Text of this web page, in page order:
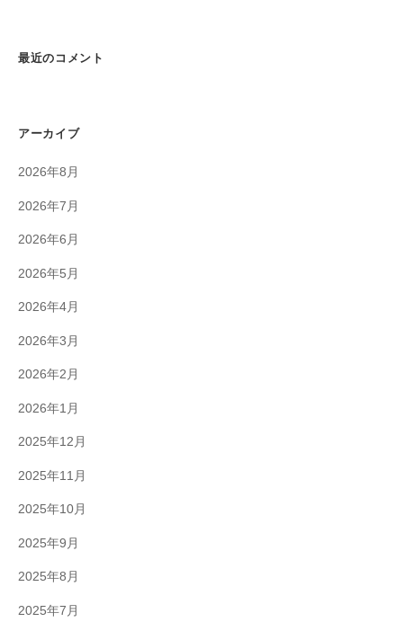
最近のコメント
アーカイブ
2026年8月
2026年7月
2026年6月
2026年5月
2026年4月
2026年3月
2026年2月
2026年1月
2025年12月
2025年11月
2025年10月
2025年9月
2025年8月
2025年7月